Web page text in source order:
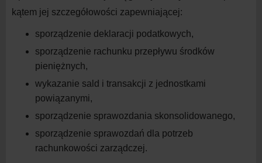
kątem jej szczegółowości zapewniającej:
sporządzenie deklaracji podatkowych,
sporządzenie rachunku przepływu środków
pieniężnych,
wykazanie sald i transakcji z jednostkami
powiązanymi,
sporządzenie sprawozdania skonsolidowanego,
sporządzenie sprawozdań dla potrzeb
rachunkowości zarządczej.